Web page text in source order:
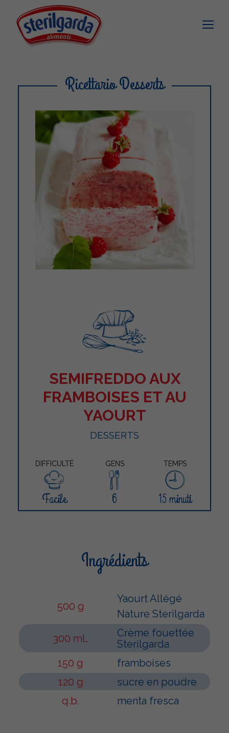
Ricettario Desserts
SEMIFREDDO AUX
FRAMBOISES ET AU
YAOURT
DESSERTS
DIFFICULTÉ GENS TEMPS
Facile 6 15 minuti
Ingrédients
500 g
Yaourt Allégé
Nature Sterilgarda
300 mL
Crème fouettée
Sterilgarda
150 g
framboises
120 g
sucre en poudre
q.b.
menta fresca